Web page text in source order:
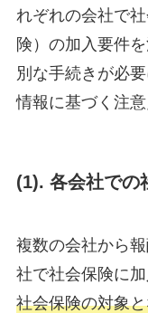
れぞれの会社で
険）の加入要件
別な手続きが必
情報に基づく注意
(1). 各会社での
複数の会社から
社で社会保険に
社会保険の対象